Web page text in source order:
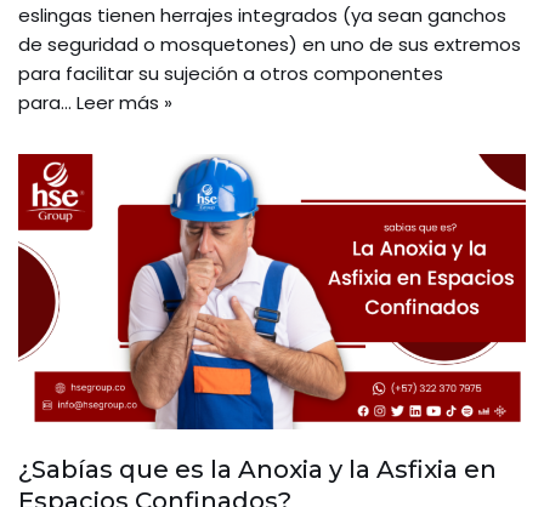
eslingas tienen herrajes integrados (ya sean ganchos
de seguridad o mosquetones) en uno de sus extremos
para facilitar su sujeción a otros componentes
para… Leer más »
¿Sabías que es la Anoxia y la Asfixia en
Espacios Confinados?